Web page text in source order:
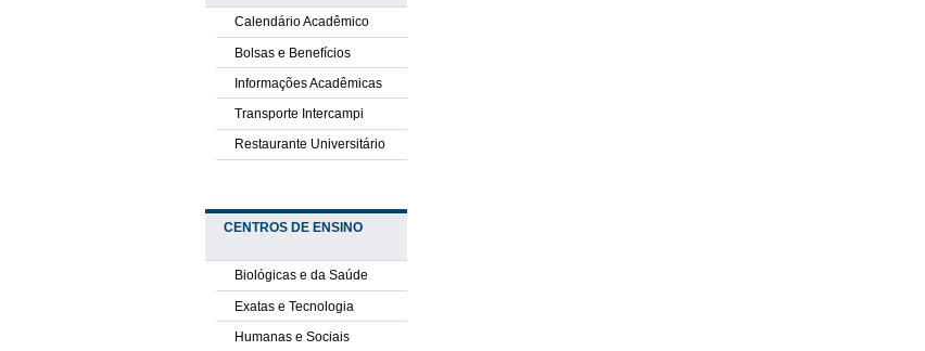
Calendário Acadêmico
Bolsas e Benefícios
Informações Acadêmicas
Transporte Intercampi
Restaurante Universitário
CENTROS DE ENSINO
Biológicas e da Saúde
Exatas e Tecnologia
Humanas e Sociais